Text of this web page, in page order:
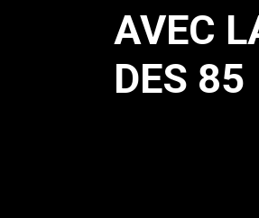
AVEC
DES 85